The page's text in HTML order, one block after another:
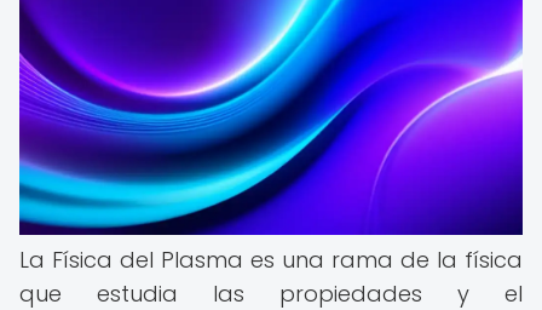
La Física del Plasma es una rama de la física
que estudia las propiedades y el